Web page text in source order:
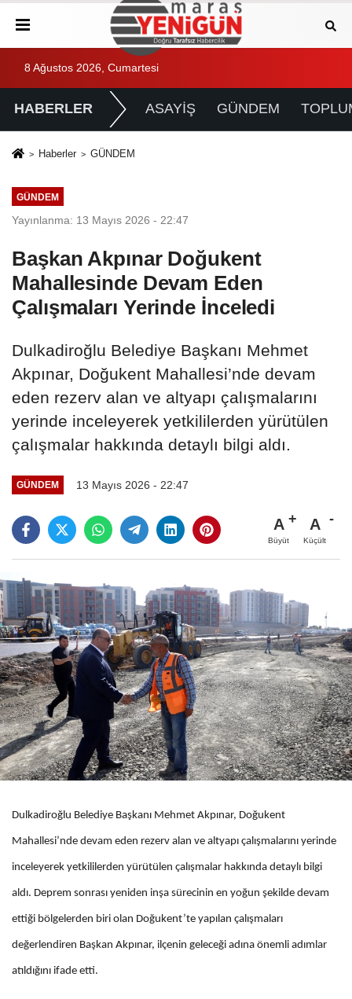
8 Ağustos 2026, Cumartesi
HABERLER ASAYİŞ GÜNDEM
Haberler GÜNDEM
GÜNDEM
Yayınlanma: 13 Mayıs 2026 - 22:47
Başkan Akpınar Doğukent
Mahallesinde Devam Eden
Çalışmaları Yerinde İnceledi
Dulkadiroğlu Belediye Başkanı Mehmet
Akpınar, Doğukent Mahallesi’nde devam
eden rezerv alan ve altyapı çalışmalarını
yerinde inceleyerek yetkililerden yürütülen
çalışmalar hakkında detaylı bilgi aldı.
GÜNDEM 13 Mayıs 2026 - 22:47
A
Büyüt
A
Küçült
Dulkadiroğlu Belediye Başkanı Mehmet Akpınar, Doğukent
Mahallesi’nde devam eden rezerv alan ve altyapı çalışmalarını yerinde
inceleyerek yetkililerden yürütülen çalışmalar hakkında detaylı bilgi
aldı. Deprem sonrası yeniden inşa sürecinin en yoğun şekilde devam
ettiği bölgelerden biri olan Doğukent’te yapılan çalışmaları
değerlendiren Başkan Akpınar, ilçenin geleceği adına önemli adımlar
atıldığını ifade etti.